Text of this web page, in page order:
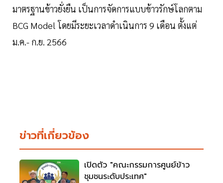
มาตรฐานข้าวยั่งยืน เป็นการจัดการแบบข้าวรักษ์โลกตาม
BCG Model โดยมีระยะเวลาดำเนินการ 9 เดือน ตั้งแต่
ม.ค.- ก.ย. 2566
ข่าวที่เกี่ยวข้อง
เปิดตัว "คณะกรรมการศูนย์ข้าว
ชุมชนระดับประเทศ"